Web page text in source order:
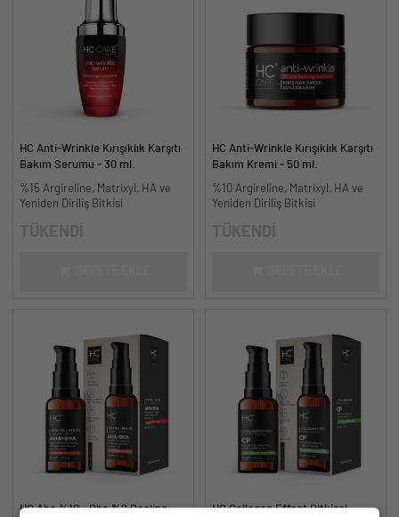
HC Anti-Wrinkle Kırışıklık Karşıtı
Bakım Serumu - 30 ml.
%15 Argireline, Matrixyl, HA ve
Yeniden Diriliş Bitkisi
HC Anti-Wrinkle Kırışıklık Karşıtı
Bakım Kremi - 50 ml.
%10 Argireline, Matrixyl, HA ve
Yeniden Diriliş Bitkisi
HC Aha %10 - Bha %2 Peeling
HC Collagen Effect Bitkisel